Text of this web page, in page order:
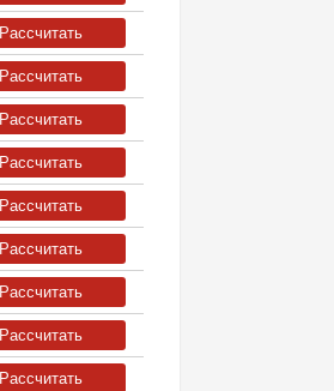
Рассчитать
Рассчитать
Рассчитать
Рассчитать
Рассчитать
Рассчитать
Рассчитать
Рассчитать
Рассчитать